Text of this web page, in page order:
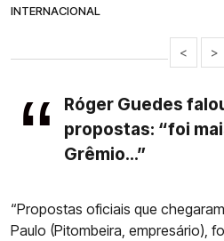
INTERNACIONAL
< >
Róger Guedes
propostas: “foi
Grêmio...”
“Propostas oficiais que
Paulo (Pitombeira, empresário),